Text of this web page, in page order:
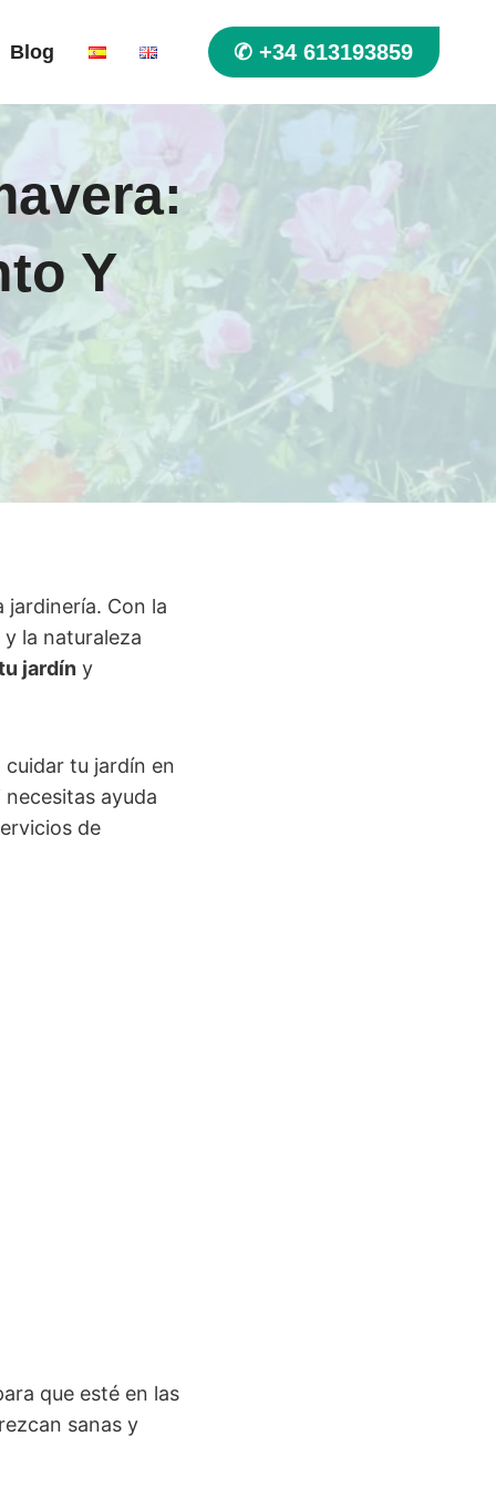
Blog ✆ +34 613193859
Y
jardinería. Con la
la naturaleza
jardín y
tu jardín en
ayuda
de
que esté en las
sanas y